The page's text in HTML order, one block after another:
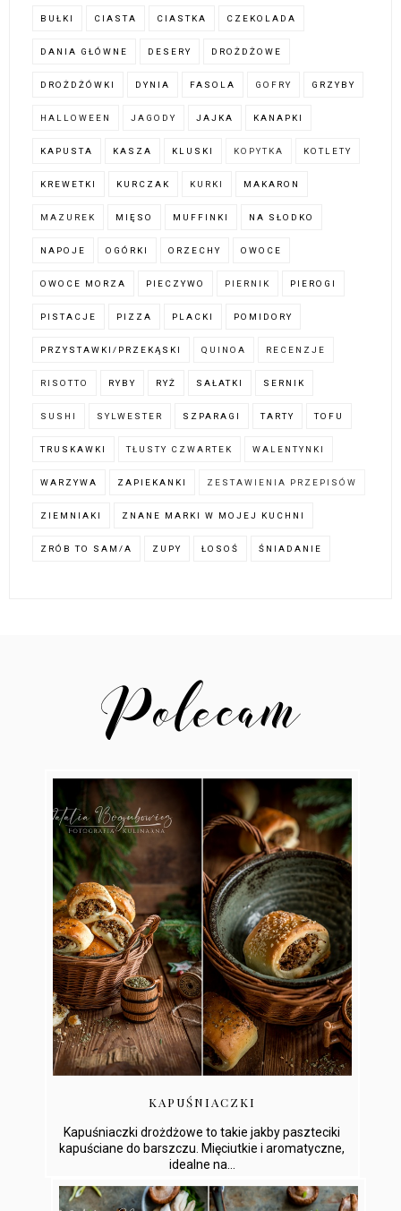
BUŁKI CIASTA CIASTKA CZEKOLADA
DANIA GŁÓWNE DESERY DROŻDŻOWE
DROŻDŻÓWKI DYNIA FASOLA GOFRY GRZYBY
HALLOWEEN JAGODY JAJKA KANAPKI
KAPUSTA KASZA KLUSKI KOPYTKA KOTLETY
KREWETKI KURCZAK KURKI MAKARON
MAZUREK MIĘSO MUFFINKI NA SŁODKO
NAPOJE OGÓRKI ORZECHY OWOCE
OWOCE MORZA PIECZYWO PIERNIK PIEROGI
PISTACJE PIZZA PLACKI POMIDORY
PRZYSTAWKI/PRZEKĄSKI QUINOA RECENZJE
RISOTTO RYBY RYŻ SAŁATKI SERNIK
SUSHI SYLWESTER SZPARAGI TARTY TOFU
TRUSKAWKI TŁUSTY CZWARTEK WALENTYNKI
WARZYWA ZAPIEKANKI ZESTAWIENIA PRZEPISÓW
ZIEMNIAKI ZNANE MARKI W MOJEJ KUCHNI
ZRÓB TO SAM/A ZUPY ŁOSOŚ ŚNIADANIE
KAPUŚNIACZKI
Kapuśniaczki drożdżowe to takie jakby paszteciki
kapuściane do barszczu. Mięciutkie i aromatyczne,
idealne na...